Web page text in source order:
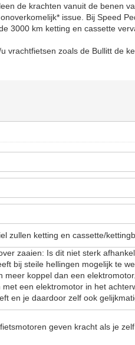
de krachten vanuit de benen
issue. Bij Speed
3000 km ketting en cassette
vrachtfietsen zoals de Bullitt de
zullen ketting en cassette/
zaaien: Is dit niet sterk
bij steile hellingen mogelijk te
meer koppel dan een
een elektromotor in het
en je daardoor zelf ook
geven kracht als je